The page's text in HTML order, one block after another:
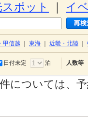
ポット イ
甲信越 東海 近畿・北陸
日付未定 泊 人数等
については、